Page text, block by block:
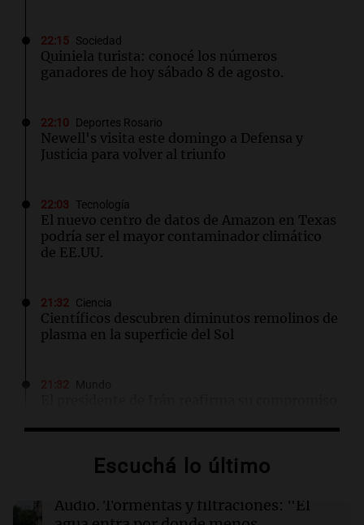
22:15 Sociedad
Quiniela turista: conocé los números
ganadores de hoy sábado 8 de agosto.
22:10 Deportes Rosario
Newell's visita este domingo a Defensa y
Justicia para volver al triunfo
22:03 Tecnología
El nuevo centro de datos de Amazon en Texas
podría ser el mayor contaminador climático
de EE.UU.
21:32 Ciencia
Científicos descubren diminutos remolinos de
plasma en la superficie del Sol
Ciencia
la tecnología cuántica a temperatura
ambiente
Escuchá lo último
Audio. Tormentas y filtraciones: "El